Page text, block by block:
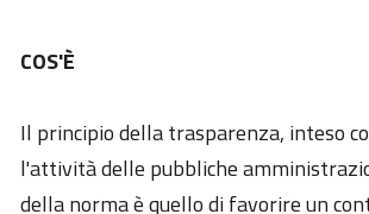
COS'È
Il principio della trasparenza, inteso
l'attività delle pubbliche
della norma è quello di favorire un